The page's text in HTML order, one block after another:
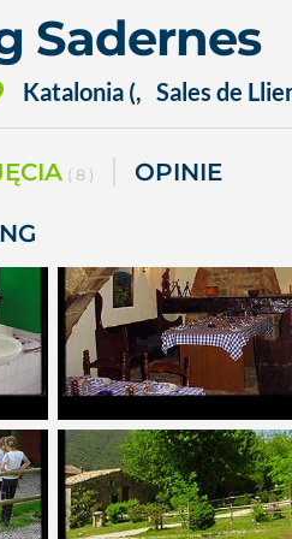
Sadernes
Katalonia (, Sales de
( 8 ) OPINIE